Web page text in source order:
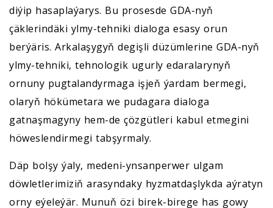
diýip hasaplaýarys. Bu prosesde GDA-nyň
çäklerindäki ylmy-tehniki dialoga esasy orun
berýäris. Arkalaşygyň degişli düzümlerine GDA-nyň
ylmy-tehniki, tehnologik ugurly edaralarynyň
ornuny pugtalandyrmaga işjeň ýardam bermegi,
olaryň hökümetara we pudagara dialoga
gatnaşmagyny hem-de çözgütleri kabul etmegini
höweslendirmegi tabşyrmaly.
Däp bolşy ýaly, medeni-ynsanperwer ulgam
döwletlerimiziň arasyndaky hyzmatdaşlykda aýratyn
orny eýeleýär. Munuň özi birek-birege has gowy